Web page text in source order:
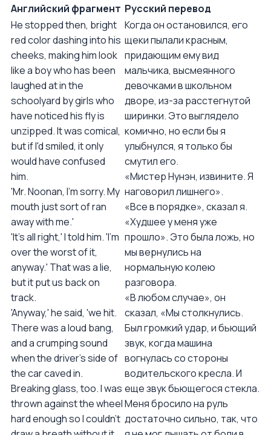
Английский фрагмент Русский перевод
He stopped then, bright
red color dashing into his
cheeks, making him look
like a boy who has been
laughed at in the
schoolyard by girls who
have noticed his fly is
unzipped. It was comical,
but if I'd smiled, it only
would have confused
him.
'Mr. Noonan, I'm sorry. My
mouth just sort of ran
away with me.'
'It's all right,' I told him. 'I'm
over the worst of it,
anyway.' That was a lie,
but it put us back on
track.
'Anyway,' he said, 'we hit.
There was a loud bang,
and a crumping sound
when the driver's side of
the car caved in.
Breaking glass, too. I was
thrown against the wheel
hard enough so I couldn't
Когда он остановился, его
щеки пылали красным,
придающим ему вид
мальчика, высмеянного
девочками в школьном
дворе, из-за расстегнутой
ширинки. Это выглядело
комично, но если бы я
улыбнулся, я только бы
смутил его.
«Мистер Нунэн, извините. Я
наговорил лишнего».
«Все в порядке», сказал я.
«Худшее у меня уже
прошло». Это была ложь, но
мы вернулись на
нормальную колею
разговора.
«В любом случае», он
сказал, «Мы столкнулись.
Был громкий удар, и бьющий
звук, когда машина
вогнулась со стороны
водительского кресла. И
еще звук бьющегося стекла.
Меня бросило на руль
достаточно сильно, так, что